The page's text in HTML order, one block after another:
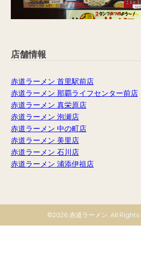
店舗情報
赤道ラーメン 首里駅前店
赤道ラーメン 那覇ライフセンター前店
赤道ラーメン 真栄原店
赤道ラーメン 泡瀬店
赤道ラーメン 中の町店
赤道ラーメン 美里店
赤道ラーメン 石川店
赤道ラーメン 浦添伊祖店
©2026 赤道ラーメン. All Rights